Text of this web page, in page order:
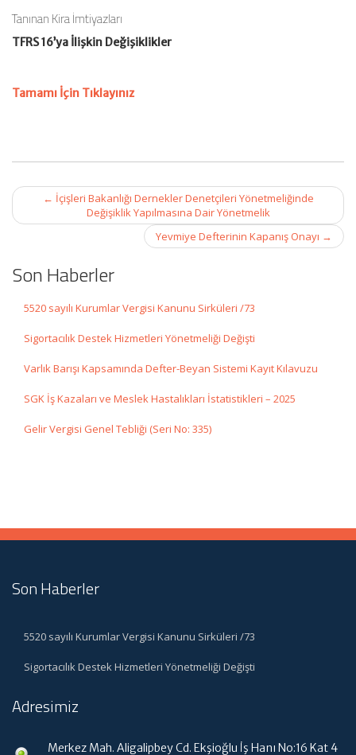
Tanınan Kira İmtiyazları
TFRS 16’ya İlişkin Değişiklikler
Tamamı İçin Tıklayınız
Post
navigation
← İçişleri Bakanlığı Dernekler Denetçileri Yönetmeliğinde
Değişiklik Yapılmasına Dair Yönetmelik
Yevmiye Defterinin Kapanış Onayı →
Son Haberler
5520 sayılı Kurumlar Vergisi Kanunu Sirküleri /73
Sigortacılık Destek Hizmetleri Yönetmeliği Değişti
Varlık Barışı Kapsamında Defter-Beyan Sistemi Kayıt Kılavuzu
SGK İş Kazaları ve Meslek Hastalıkları İstatistikleri – 2025
Gelir Vergisi Genel Tebliği (Seri No: 335)
Son Haberler
5520 sayılı Kurumlar Vergisi Kanunu Sirküleri /73
Sigortacılık Destek Hizmetleri Yönetmeliği Değişti
Adresimiz
Merkez Mah. Aligalipbey Cd. Ekşioğlu İş Hanı No:16 Kat 4